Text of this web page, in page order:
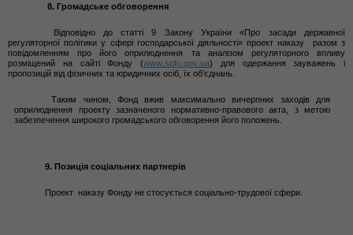
8. Громадське обговорення
Відповідно до статті 9 Закону України «Про засади державної
регуляторної політики у сфері господарської діяльності» проект наказу разом з
повідомленням про його оприлюднення та аналізом регуляторного впливу
розміщений на сайті Фонду (www spfu gov ua)
для одержання зауважень і
пропозицій від фізичних та юридичних осіб, їх об’єднань.
Таким чином, Фонд вжив максимально вичерпних заходів для
оприлюднення проекту зазначеного нормативно-правового акта, з метою
забезпечення широкого громадського обговорення його положень.
9. Позиція соціальних партнерів
Проект наказу Фонду не стосується соціально-трудової сфери.